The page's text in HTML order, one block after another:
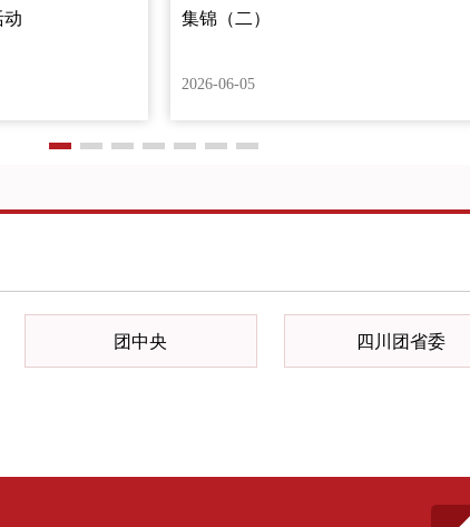
动
集锦（二）
2026-06-05
团中央 四川团省委